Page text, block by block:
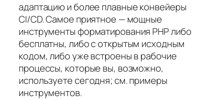
адаптацию и более плавные конвейеры
CI/CD. Самое приятное — мощные
инструменты форматирования PHP либо
бесплатны, либо с открытым исходным
кодом, либо уже встроены в рабочие
процессы, которые вы, возможно,
используете сегодня; см. примеры
инструментов.